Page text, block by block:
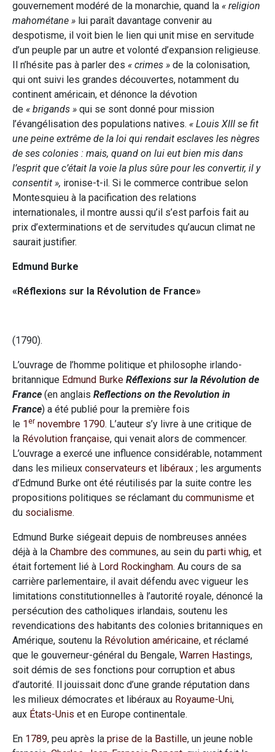
gouvernement modéré de la monarchie, quand la « religion
mahométane » lui paraît davantage convenir au
despotisme, il voit bien le lien qui unit mise en servitude
d’un peuple par un autre et volonté d’expansion religieuse.
Il n’hésite pas à parler des « crimes » de la colonisation,
qui ont suivi les grandes découvertes, notamment du
continent américain, et dénonce la dévotion
de « brigands » qui se sont donné pour mission
l’évangélisation des populations natives. « Louis XIII se fit
une peine extrême de la loi qui rendait esclaves les nègres
de ses colonies : mais, quand on lui eut bien mis dans
l’esprit que c’était la voie la plus sûre pour les convertir, il y
consentit », ironise-t-il. Si le commerce contribue selon
Montesquieu à la pacification des relations
internationales, il montre aussi qu’il s’est parfois fait au
prix d’exterminations et de servitudes qu’aucun climat ne
saurait justifier.
Edmund Burke
«Réflexions sur la Révolution de France»
(1790).
L’ouvrage de l’homme politique et philosophe irlando-
britannique Edmund Burke Réflexions sur la Révolution de
France (en anglais Reflections on the Revolution in
France) a été publié pour la première fois
le 1er novembre 1790. L’auteur s’y livre à une critique de
la Révolution française, qui venait alors de commencer.
L’ouvrage a exercé une influence considérable, notamment
dans les milieux conservateurs et libéraux ; les arguments
d’Edmund Burke ont été réutilisés par la suite contre les
propositions politiques se réclamant du communisme et
du socialisme.
Edmund Burke siégeait depuis de nombreuses années
déjà à la Chambre des communes, au sein du parti whig, et
était fortement lié à Lord Rockingham. Au cours de sa
carrière parlementaire, il avait défendu avec vigueur les
limitations constitutionnelles à l’autorité royale, dénoncé la
persécution des catholiques irlandais, soutenu les
revendications des habitants des colonies britanniques en
Amérique, soutenu la Révolution américaine, et réclamé
que le gouverneur-général du Bengale, Warren Hastings,
soit démis de ses fonctions pour corruption et abus
d’autorité. Il jouissait donc d’une grande réputation dans
les milieux démocrates et libéraux au Royaume-Uni,
aux États-Unis et en Europe continentale.
En 1789, peu après la prise de la Bastille, un jeune noble